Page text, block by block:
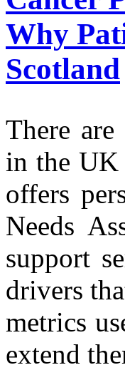
Why
Scotland
There are
in the UK
offers
Needs
support
drivers
metrics
extend